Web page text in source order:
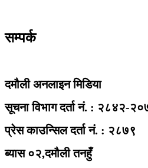
सम्पर्क
दमौली अनलाइन मिडिया
सूचना विभाग दर्ता नं. : २८४२-
प्रेस काउन्सिल दर्ता नं. : २८७९
ब्यास ०२,दमौली तनहुँ